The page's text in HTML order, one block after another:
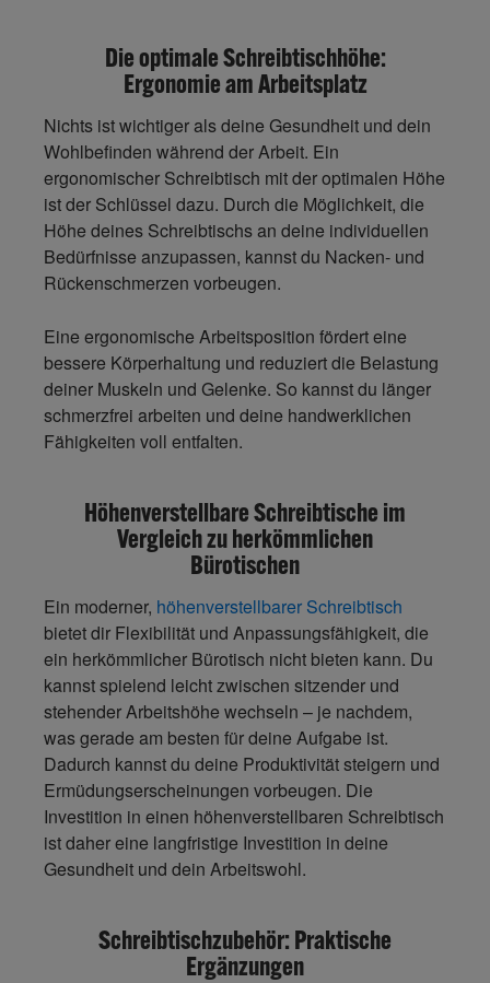
Die optimale Schreibtischhöhe:
Ergonomie am Arbeitsplatz
Nichts ist wichtiger als deine Gesundheit und dein
Wohlbefinden während der Arbeit. Ein
ergonomischer Schreibtisch mit der optimalen Höhe
ist der Schlüssel dazu. Durch die Möglichkeit, die
Höhe deines Schreibtischs an deine individuellen
Bedürfnisse anzupassen, kannst du Nacken- und
Rückenschmerzen vorbeugen.
Eine ergonomische Arbeitsposition fördert eine
bessere Körperhaltung und reduziert die Belastung
deiner Muskeln und Gelenke. So kannst du länger
schmerzfrei arbeiten und deine handwerklichen
Fähigkeiten voll entfalten.
Höhenverstellbare Schreibtische im
Vergleich zu herkömmlichen
Bürotischen
Ein moderner, höhenverstellbarer Schreibtisch
bietet dir Flexibilität und Anpassungsfähigkeit, die
ein herkömmlicher Bürotisch nicht bieten kann. Du
kannst spielend leicht zwischen sitzender und
stehender Arbeitshöhe wechseln – je nachdem,
was gerade am besten für deine Aufgabe ist.
Dadurch kannst du deine Produktivität steigern und
Ermüdungserscheinungen vorbeugen. Die
Investition in einen höhenverstellbaren Schreibtisch
ist daher eine langfristige Investition in deine
Gesundheit und dein Arbeitswohl.
Schreibtischzubehör: Praktische
Ergänzungen